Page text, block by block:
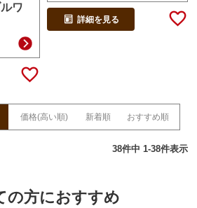
ワ
詳細を見る
価格(高い順) 新着順 おすすめ順
38件中 1-38件表示
の方におすすめ